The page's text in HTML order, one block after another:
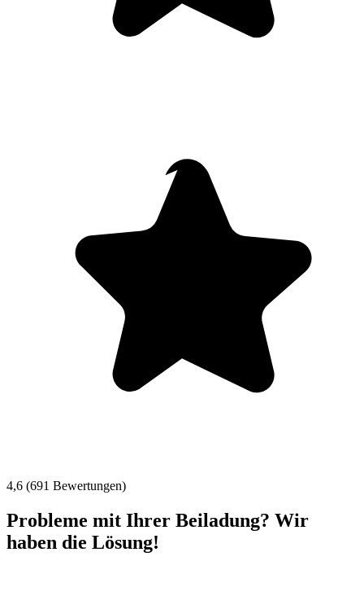
4,6 (691 Bewertungen)
Probleme mit Ihrer Beiladung? Wir
haben die Lösung!